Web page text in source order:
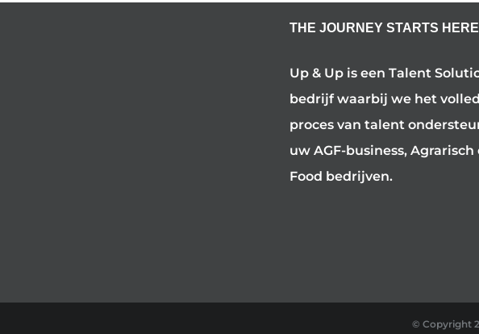
THE JOURNEY STARTS HERE
Up & Up is een Talent
bedrijf waarbij we het
proces van talent
uw AGF-business, Agrarisch
Food bedrijven.
© Copyright